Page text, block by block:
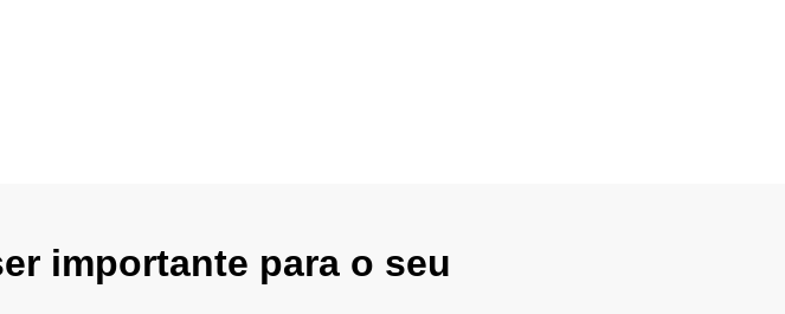
importante para o seu